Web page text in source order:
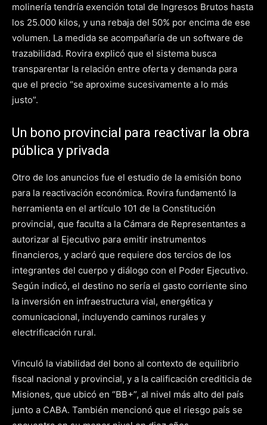
molinería tendría exención total de Ingresos Brutos hasta
los 25.000 kilos, y una rebaja del 50% por encima de ese
volumen. La medida se acompañaría de un software de
trazabilidad. Rovira explicó que el sistema busca
transparentar la relación entre oferta y demanda para
que el precio “se aproxime sucesivamente a lo más
justo”.
Un bono provincial para reactivar la obra
pública y privada
Otro de los anuncios fue el estudio de la emisión bono
para la reactivación económica. Rovira fundamentó la
herramienta en el artículo 101 de la Constitución
provincial, que faculta a la Cámara de Representantes a
autorizar al Ejecutivo para emitir instrumentos
financieros, y aclaró que requiere dos tercios de los
integrantes del cuerpo y diálogo con el Poder Ejecutivo.
Según indicó, el destino no sería el gasto corriente sino
la inversión en infraestructura vial, energética y
comunicacional, incluyendo caminos rurales y
electrificación rural.
Vinculó la viabilidad del bono al contexto de equilibrio
fiscal nacional y provincial, y a la calificación crediticia de
Misiones, que ubicó en “BB+”, al nivel más alto del país
junto a CABA. También mencionó que el riesgo país se